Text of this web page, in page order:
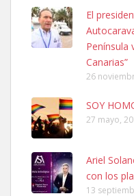
SHIBA PERDIDO AVDA
PERRO MACHO RAZA
06/07/2025 ZONA MESA Y
Leales.org » Gran Canaria
Ninfa perdida
El día 5 se los perdió una
El
Península
Canarias”
26
SOY
27 mayo,
Ariel
con los
13